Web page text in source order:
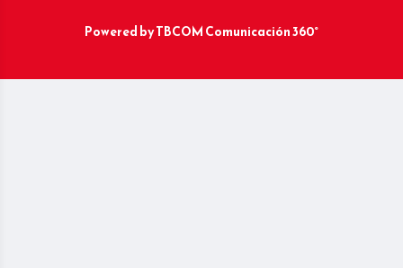
Powered byTBCOM Comunicación 360°